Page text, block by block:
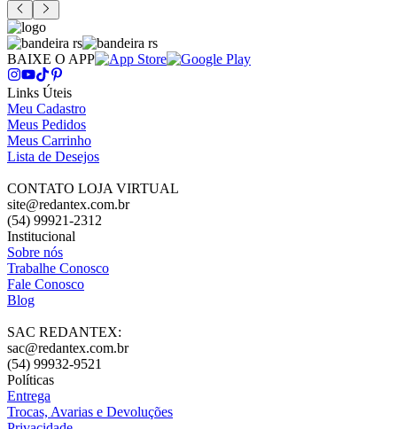
BAIXE O APP
Links Úteis
Meu Cadastro
Meus Pedidos
Meus Carrinho
Lista de Desejos
CONTATO LOJA VIRTUAL
site@redantex.com.br
(54) 99921-2312
Institucional
Sobre nós
Trabalhe Conosco
Fale Conosco
Blog
SAC REDANTEX:
sac@redantex.com.br
(54) 99932-9521
Políticas
Entrega
Trocas, Avarias e Devoluções